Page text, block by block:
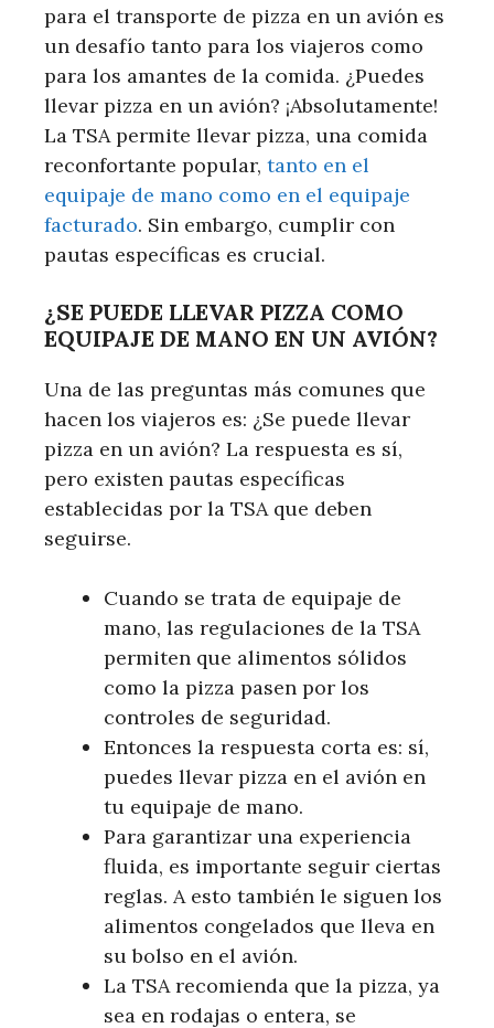
para el transporte de pizza en un avión es
un desafío tanto para los viajeros como
para los amantes de la comida. ¿Puedes
llevar pizza en un avión? ¡Absolutamente!
La TSA permite llevar pizza, una comida
reconfortante popular, tanto en el
equipaje de mano como en el equipaje
facturado. Sin embargo, cumplir con
pautas específicas es crucial.
¿SE PUEDE LLEVAR PIZZA COMO
EQUIPAJE DE MANO EN UN AVIÓN?
Una de las preguntas más comunes que
hacen los viajeros es: ¿Se puede llevar
pizza en un avión? La respuesta es sí,
pero existen pautas específicas
establecidas por la TSA que deben
seguirse.
Cuando se trata de equipaje de
mano, las regulaciones de la TSA
permiten que alimentos sólidos
como la pizza pasen por los
controles de seguridad.
Entonces la respuesta corta es: sí,
puedes llevar pizza en el avión en
tu equipaje de mano.
Para garantizar una experiencia
fluida, es importante seguir ciertas
reglas. A esto también le siguen los
alimentos congelados que lleva en
su bolso en el avión.
La TSA recomienda que la pizza, ya
sea en rodajas o entera, se